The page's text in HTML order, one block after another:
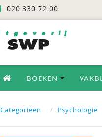
020 330 72 00
BOEKEN
Categoriëen Psychologie